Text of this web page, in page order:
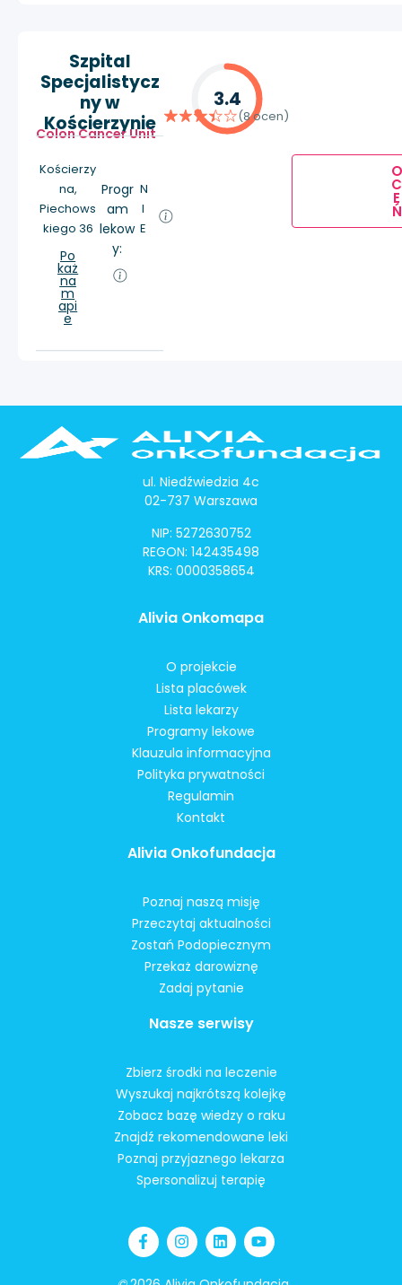
Szpital
Specjalistycz
ny w
Kościerzynie
Colon Cancer Unit
Kościerzy
na,
Piechows
kiego 36
Po
każ
na
m
api
e
Progr
am
lekow
y:
N
I
E
3.4
(8 ocen)
O
C
E
Ń
ul. Niedźwiedzia 4c
02-737 Warszawa
NIP: 5272630752
REGON: 142435498
KRS: 0000358654
Alivia Onkomapa
O projekcie
Lista placówek
Lista lekarzy
Programy lekowe
Klauzula informacyjna
Polityka prywatności
Regulamin
Kontakt
Alivia Onkofundacja
Poznaj naszą misję
Przeczytaj aktualności
Zostań Podopiecznym
Przekaż darowiznę
Zadaj pytanie
Nasze serwisy
Zbierz środki na leczenie
Wyszukaj najkrótszą kolejkę
Zobacz bazę wiedzy o raku
Znajdź rekomendowane leki
Poznaj przyjaznego lekarza
Spersonalizuj terapię